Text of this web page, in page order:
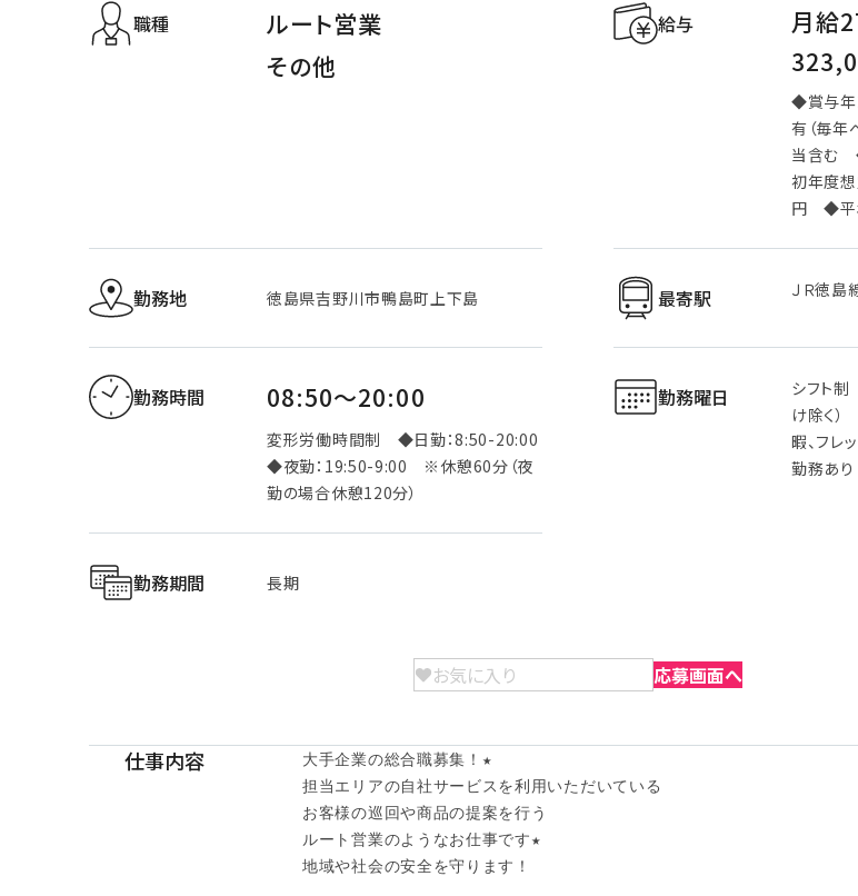
職種
ルート営業
その他
給与
月給
◆賞与年
有（毎
当含む
初年度
円 ◆平
勤務地 徳島県吉野川市鴨島町上下島 最寄駅 ＪＲ徳島
勤務時間 08:50～20:00
変形労働時間制 ◆日勤：8:50-20:00
◆夜勤：19:50-9:00 ※休憩60分（夜
勤の場合休憩120分）
勤務曜日
シフト
け除く
暇、フレ
勤務あり
勤務期間 長期
お気に入り 応募画面へ
仕事内容
大手企業の総合職募集！★
担当エリアの自社サービスを利用いただいている
お客様の巡回や商品の提案を行う
ルート営業のようなお仕事です★
地域や社会の安全を守ります！